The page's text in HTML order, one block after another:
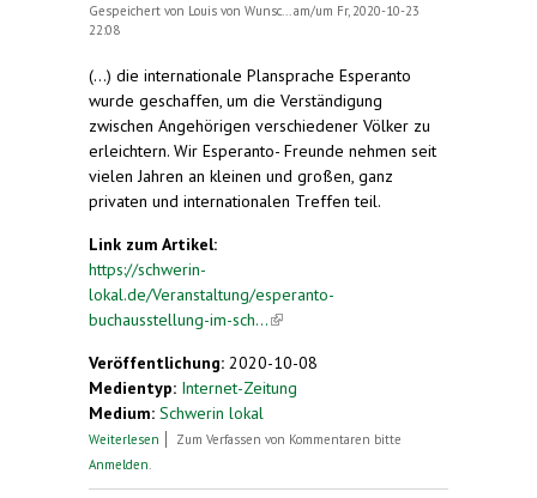
Gespeichert von Louis von Wunsc...
am/um Fr, 2020-10-23
22:08
(...) die internationale Plansprache Esperanto
wurde geschaffen, um die Verständigung
zwischen Angehörigen verschiedener Völker zu
erleichtern. Wir Esperanto- Freunde nehmen seit
vielen Jahren an kleinen und großen, ganz
privaten und internationalen Treffen teil.
Link zum Artikel:
https://schwerin-
lokal.de/Veranstaltung/esperanto-
buchausstellung-im-sch...(link is external)
Veröffentlichung: 2020-10-08
Medientyp: Internet-Zeitung
Medium: Schwerin lokal
Weiterlesen über Esperanto-Buchausstellung im Schleswig-
Zum Verfassen von Kommentaren bitte
Anmelden